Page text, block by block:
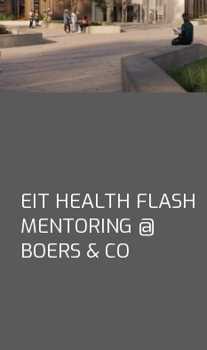
EIT HEALTH FLASH
MENTORING @
BOERS & CO